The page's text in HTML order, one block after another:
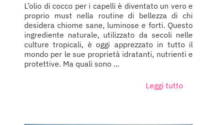
L’olio di cocco per i capelli è diventato un vero e
proprio must nella routine di bellezza di chi
desidera chiome sane, luminose e forti. Questo
ingrediente naturale, utilizzato da secoli nelle
culture tropicali, è oggi apprezzato in tutto il
mondo per le sue proprietà idratanti, nutrienti e
protettive. Ma quali sono ...
Leggi tutto